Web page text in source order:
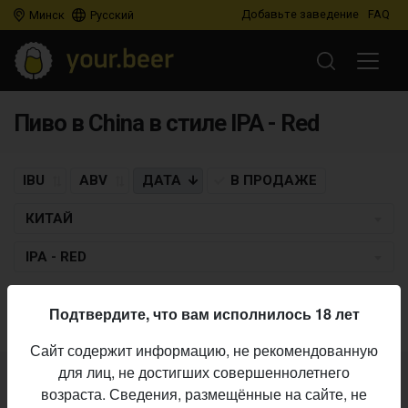
Минск Русский Добавьте заведение FAQ
Пиво в China в стиле IPA - Red
IBU ABV ДАТА В ПРОДАЖЕ
КИТАЙ
IPA - RED
Не нашли ваш бар или магазин в каталоге?
Подтвердите, что вам исполнилось 18 лет
Сайт содержит информацию, не рекомендованную
для лиц, не достигших совершеннолетнего
возраста. Сведения, размещённые на сайте, не